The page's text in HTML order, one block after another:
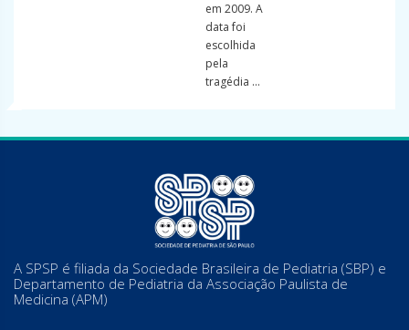
em 2009. A
data foi
escolhida
pela
tragédia ...
A SPSP é filiada da Sociedade Brasileira de Pediatria (SBP) e
Departamento de Pediatria da Associação Paulista de
Medicina (APM)